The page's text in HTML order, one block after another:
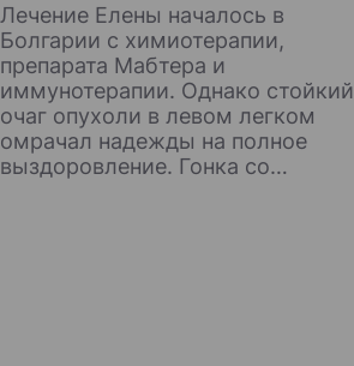
Лечение Елены началось в
Болгарии с химиотерапии,
препарата Мабтера и
иммунотерапии. Однако стойкий
очаг опухоли в левом легком
омрачал надежды на полное
выздоровление. Гонка со…